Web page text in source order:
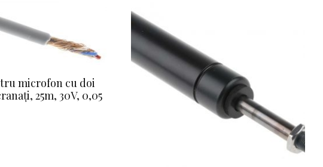
microfon cu doi
25m, 30V, 0,05